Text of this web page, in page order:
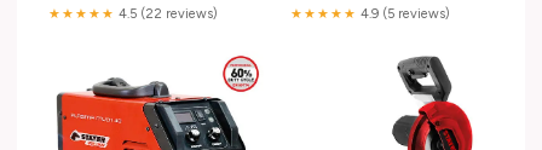
★★★★★ 4.5 (22 reviews) ★★★★★ 4.9 (5 reviews)